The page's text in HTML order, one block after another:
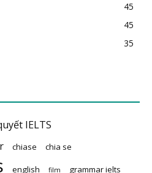
45
45
35
IELTS
chiase chia se
english film grammar ielts